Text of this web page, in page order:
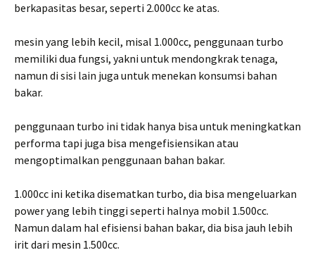
berkapasitas besar, seperti 2.000cc ke atas.
mesin yang lebih kecil, misal 1.000cc, penggunaan turbo
memiliki dua fungsi, yakni untuk mendongkrak tenaga,
namun di sisi lain juga untuk menekan konsumsi bahan
bakar.
penggunaan turbo ini tidak hanya bisa untuk meningkatkan
performa tapi juga bisa mengefisiensikan atau
mengoptimalkan penggunaan bahan bakar.
1.000cc ini ketika disematkan turbo, dia bisa mengeluarkan
power yang lebih tinggi seperti halnya mobil 1.500cc.
Namun dalam hal efisiensi bahan bakar, dia bisa jauh lebih
irit dari mesin 1.500cc.